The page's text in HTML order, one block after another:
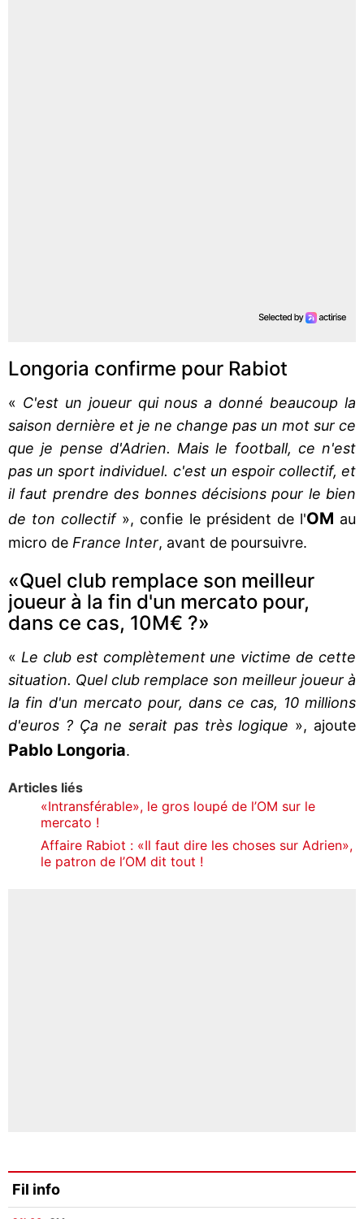
Longoria confirme pour Rabiot
« C'est un joueur qui nous a donné beaucoup la
saison dernière et je ne change pas un mot sur ce
que je pense d'Adrien. Mais le football, ce n'est
pas un sport individuel. c'est un espoir collectif, et
il faut prendre des bonnes décisions pour le bien
de ton collectif», confie le président de l'OM au
micro de France Inter, avant de poursuivre.
«Quel club remplace son meilleur
joueur à la fin d'un mercato pour,
dans ce cas, 10M€ ?»
« Le club est complètement une victime de cette
situation. Quel club remplace son meilleur joueur à
la fin d'un mercato pour, dans ce cas, 10 millions
d'euros ? Ça ne serait pas très logique », ajoute
Pablo Longoria.
Articles liés
«Intransférable», le gros loupé de l’OM sur le
mercato !
Affaire Rabiot : «Il faut dire les choses sur Adrien»,
le patron de l’OM dit tout !
Fil info